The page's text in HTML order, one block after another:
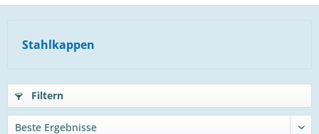
Stahlkappen
Filtern